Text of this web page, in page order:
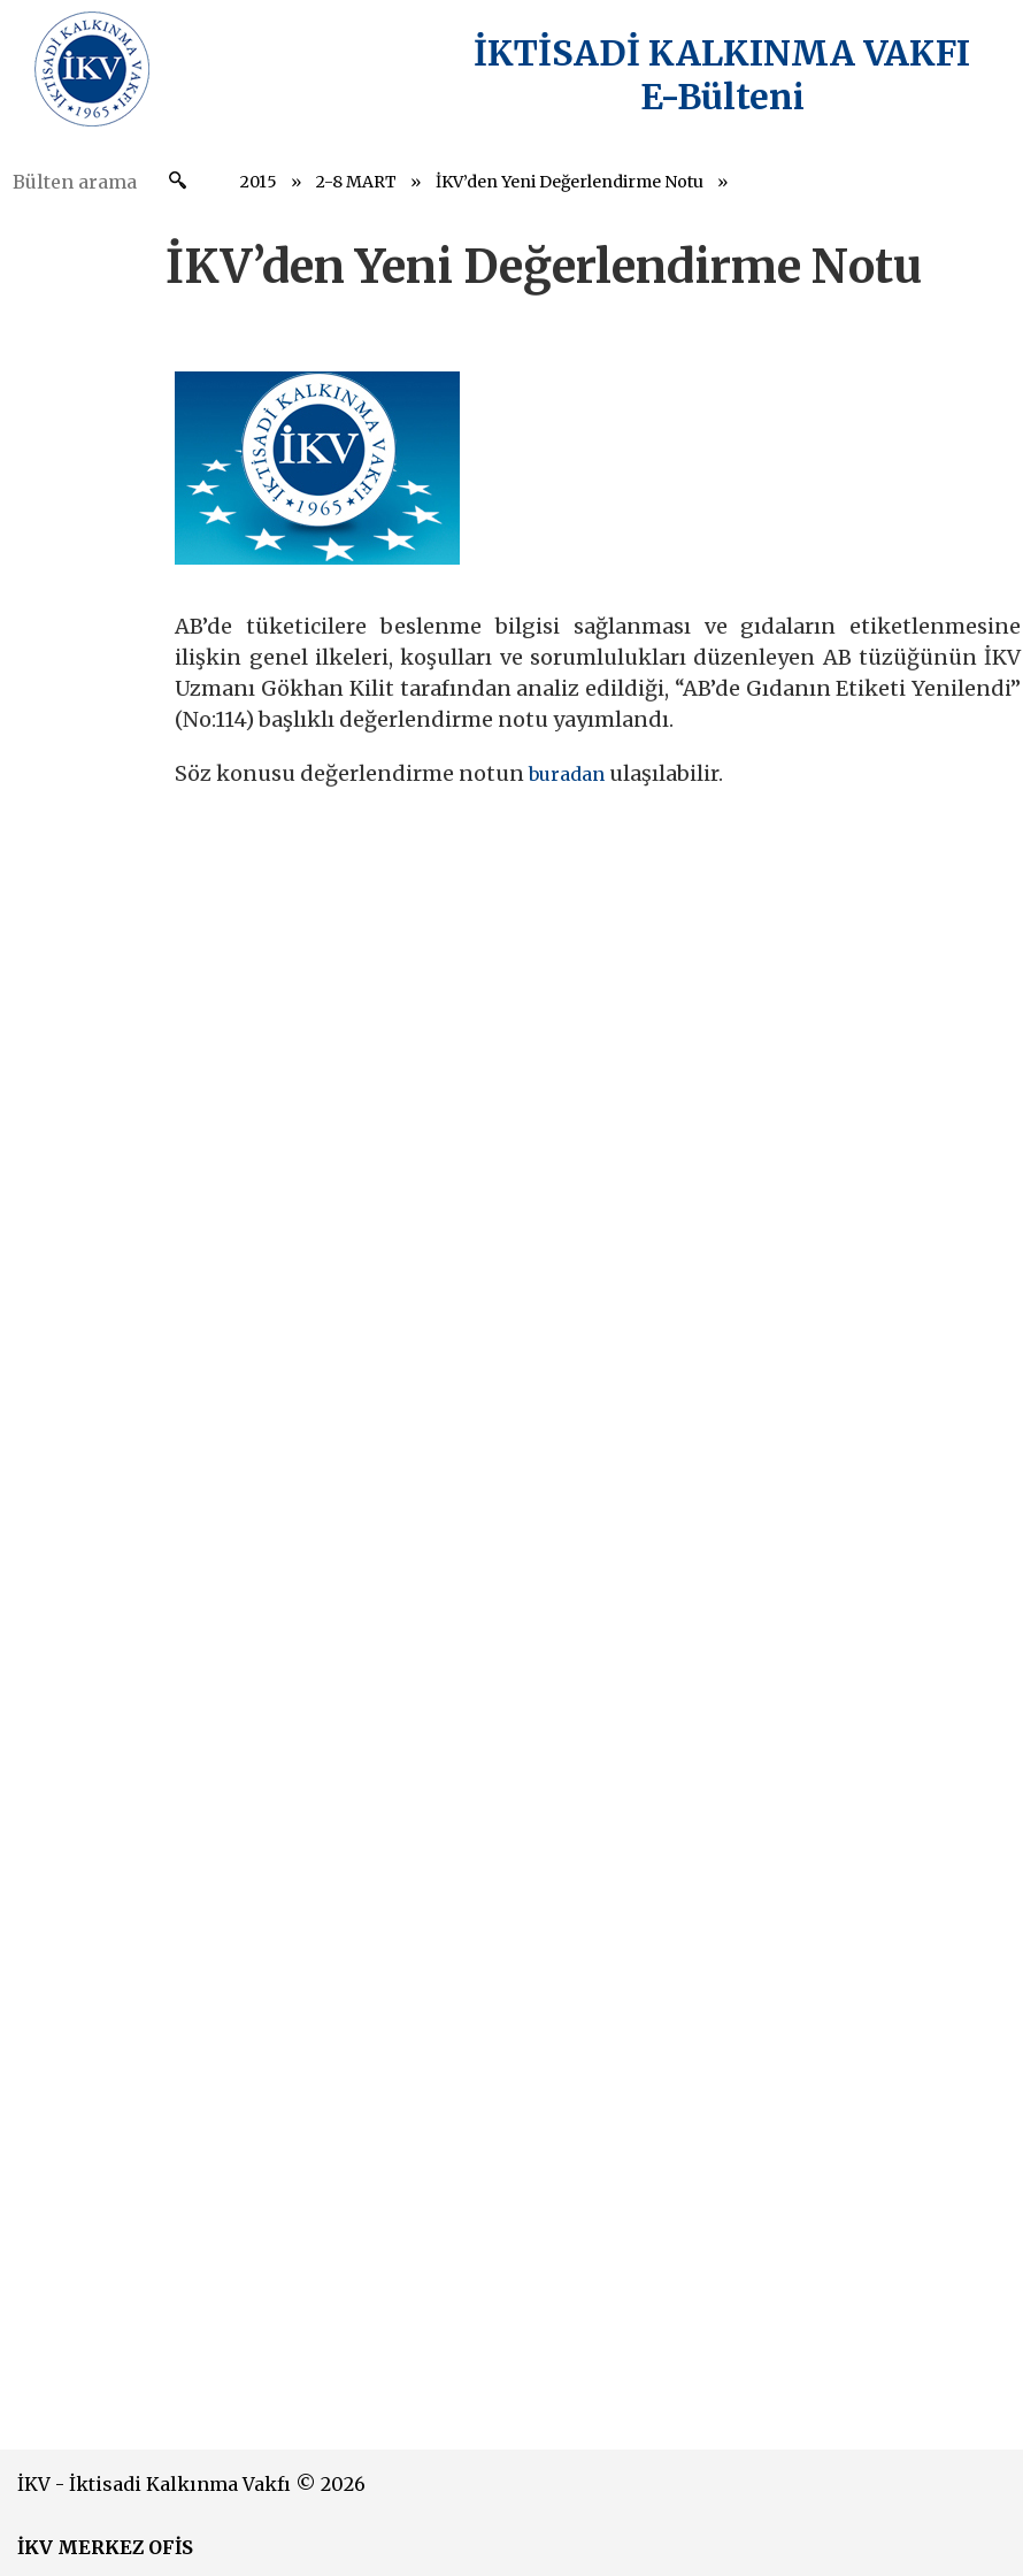
İKTİSADİ KALKINMA VAKFI
E-Bülteni
2015 2-8 MART İKV’den Yeni Değerlendirme Notu
İKV’den Yeni Değerlendirme Notu
AB’de tüketicilere beslenme bilgisi sağlanması ve gıdaların etiketlenmesine
ilişkin genel ilkeleri, koşulları ve sorumlulukları düzenleyen AB tüzüğünün İKV
Uzmanı Gökhan Kilit tarafından analiz edildiği, “AB’de Gıdanın Etiketi Yenilendi”
(No:114) başlıklı değerlendirme notu yayımlandı.
Söz konusu değerlendirme notunburadan ulaşılabilir.
İKV - İktisadi Kalkınma Vakfı © 2026
İKV MERKEZ OFİS